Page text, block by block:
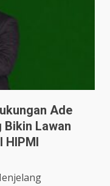
Ade
Lawan
HIPMI